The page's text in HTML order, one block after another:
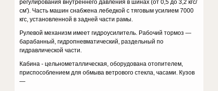
регулирования внутреннего давления в шинах (от 0,5 до 3,2 кгс/
см'). Часть машин снабжена лебедкой с тяговым усилием 7000
кгс, установленной в задней части рамы.
Рулевой механизм имеет гидроусилитель. Рабочий тормоз —
барабанный, гидропневматический, раздельный по
гидравлической части.
Кабина - цельнометаллическая, оборудована отопителем,
приспособлением для обмыва ветрового стекла, часами. Кузов
—